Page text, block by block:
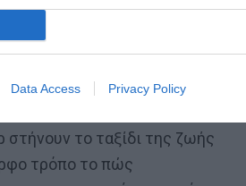
Data Access Privacy Policy
Εκείνος όμως δεν θέλει να
τα πίσω καθώς εμφανίζονται
δηλαδή στο σημείο
το ταξίδι της ζωής
τρόπο το πώς